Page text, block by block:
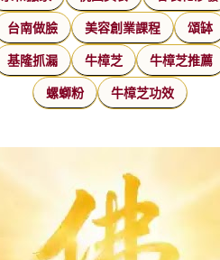
台南做臉 美容創業課程 頌缽
基隆抓漏 牛樟芝 牛樟芝推薦
螺螄粉 牛樟芝功效